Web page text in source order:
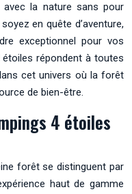
avec la nature sans pour
en quête d’aventure,
exceptionnel pour vos
répondent à toutes
cet univers où la forêt
de bien-être.
4 étoiles
forêt se distinguent par
haut de gamme